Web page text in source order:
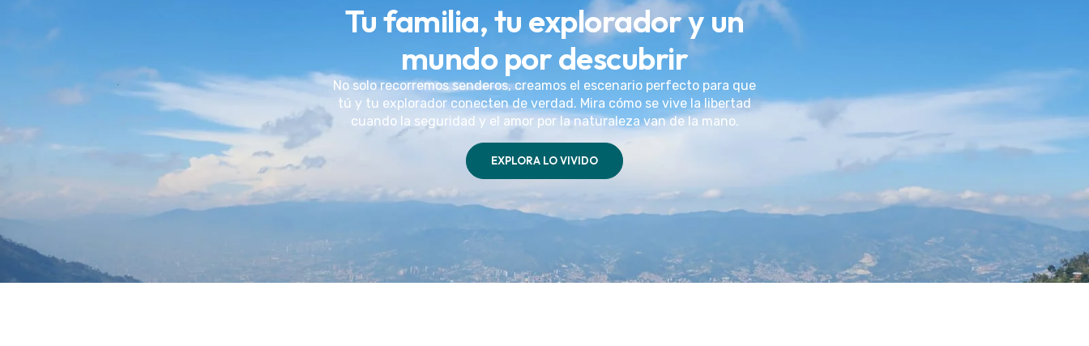
Tu familia, tu explorador y un
mundo por descubrir
No solo recorremos senderos, creamos el escenario perfecto para que
tú y tu explorador conecten de verdad. Mira cómo se vive la libertad
cuando la seguridad y el amor por la naturaleza van de la mano.
EXPLORA LO VIVIDO